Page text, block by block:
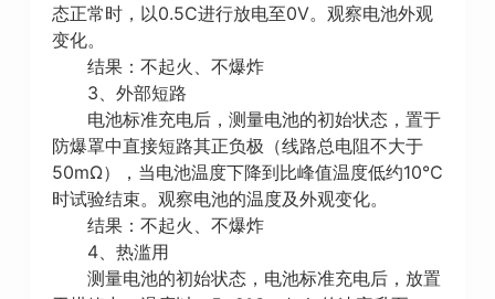
态正常时，以0.5C进行放电至0V。观察电池外观
变化。
结果：不起火、不爆炸
3、外部短路
电池标准充电后，测量电池的初始状态，置于
防爆罩中直接短路其正负极（线路总电阻不大于
50mΩ），当电池温度下降到比峰值温度低约10℃
时试验结束。观察电池的温度及外观变化。
结果：不起火、不爆炸
4、热滥用
测量电池的初始状态，电池标准充电后，放置